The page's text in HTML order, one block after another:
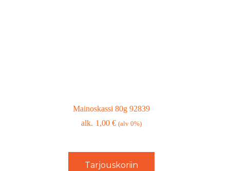
Mainoskassi 80g 92839
1,00€ (alv 0%)
Tarjouskoriin